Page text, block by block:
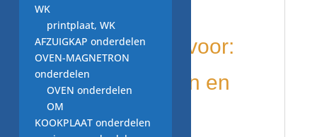
wordt gebuikt voor:
diverse merken en
modellen o.a.
WK
printplaat, WK
AFZUIGKAP onderdelen
OVEN-MAGNETRON
onderdelen
OVEN onderdelen
OM
KOOKPLAAT onderdelen